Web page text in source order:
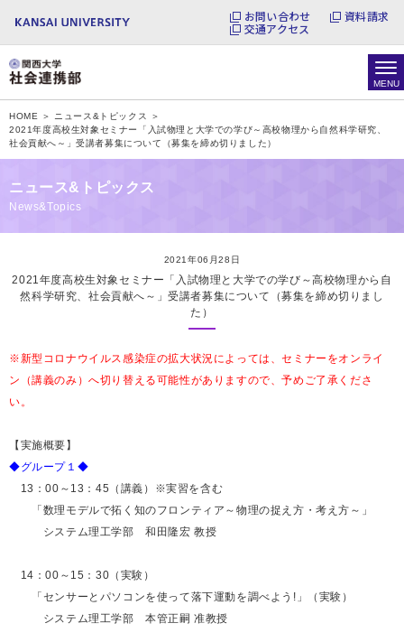
お問い合わせ
資料請求
交通アクセス
HOME ＞
ニュース&トピックス ＞
2021年度高校生対象セミナー「入試物理と大学での学び～高校物理から自然科学研究、
社会貢献へ～」受講者募集について（募集を締め切りました）
ニュース&トピックス
News&Topics
2021年06月28日
2021年度高校生対象セミナー「入試物理と大学での学び～高校物理から自
然科学研究、社会貢献へ～」受講者募集について（募集を締め切りまし
た）
※新型コロナウイルス感染症の拡大状況によっては、セミナーをオンライ
ン（講義のみ）へ切り替える可能性がありますので、予めご了承くださ
い。
【実施概要】
◆グループ１◆
13：00～13：45（講義）※実習を含む
「数理モデルで拓く知のフロンティア～物理の捉え方・考え方～」
システム理工学部 和田隆宏 教授
14：00～15：30（実験）
「センサーとパソコンを使って落下運動を調べよう!」（実験）
システム理工学部 本管正嗣 准教授